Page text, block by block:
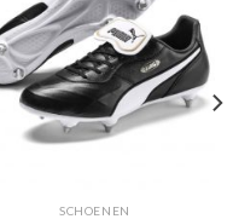
SCHOENEN